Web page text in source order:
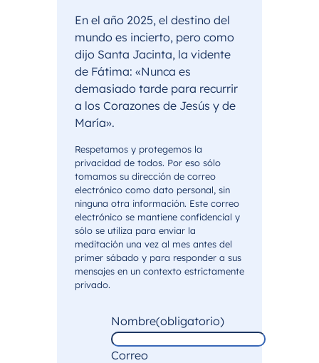
En el año 2025, el destino del
mundo es incierto, pero como
dijo Santa Jacinta, la vidente
de Fátima: «Nunca es
demasiado tarde para recurrir
a los Corazones de Jesús y de
María».
Respetamos y protegemos la
privacidad de todos. Por eso sólo
tomamos su dirección de correo
electrónico como dato personal, sin
ninguna otra información. Este correo
electrónico se mantiene confidencial y
sólo se utiliza para enviar la
meditación una vez al mes antes del
primer sábado y para responder a sus
mensajes en un contexto estrictamente
privado.
Nombre(obligatorio)
Correo